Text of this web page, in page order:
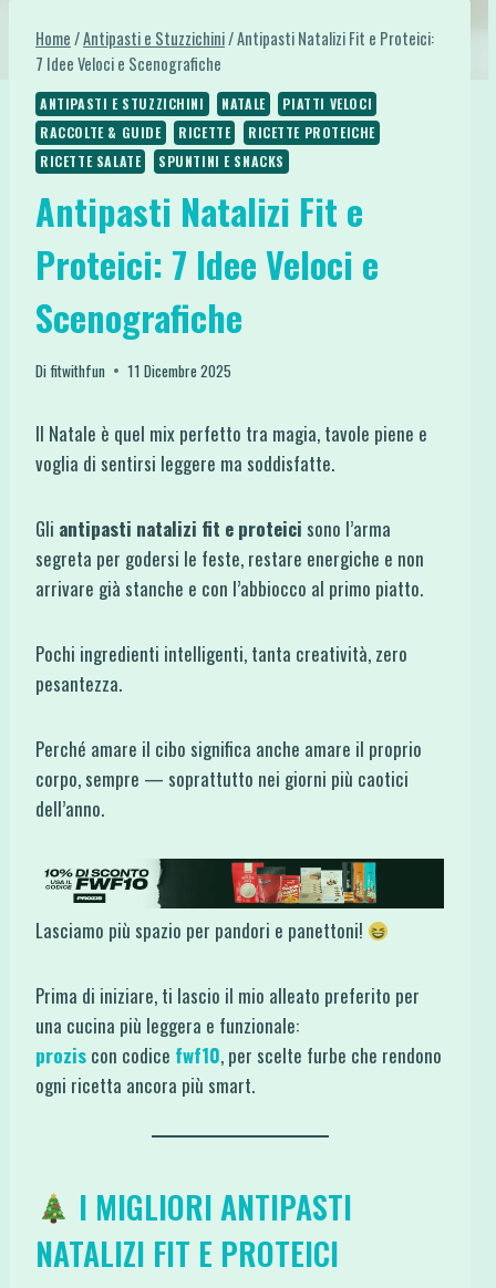
Home/Antipasti e Stuzzichini/Antipasti Natalizi Fit e Proteici:
7 Idee Veloci e Scenografiche
ANTIPASTI E STUZZICHINI NATALE
PIATTI VELOCI
RACCOLTE & GUIDE
RICETTE
RICETTE PROTEICHE
RICETTE SALATE
SPUNTINI E SNACKS
Antipasti Natalizi Fit e
Proteici: 7 Idee Veloci e
Scenografiche
Difitwithfun 11 Dicembre 2025
Il Natale è quel mix perfetto tra magia, tavole piene e
voglia di sentirsi leggere ma soddisfatte.
Gli antipasti natalizi fit e proteici sono l’arma
segreta per godersi le feste, restare energiche e non
arrivare già stanche e con l’abbiocco al primo piatto.
Pochi ingredienti intelligenti, tanta creatività, zero
pesantezza.
Perché amare il cibo significa anche amare il proprio
corpo, sempre — soprattutto nei giorni più caotici
dell’anno.
Lasciamo più spazio per pandori e panettoni!
Prima di iniziare, ti lascio il mio alleato preferito per
una cucina più leggera e funzionale:
prozis con codice fwf10, per scelte furbe che rendono
ogni ricetta ancora più smart.
I MIGLIORI ANTIPASTI
NATALIZI FIT E PROTEICI